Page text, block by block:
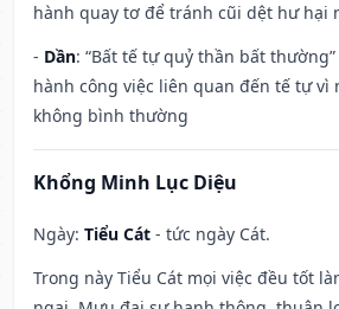
hành quay tơ để tránh cũi dệt hư hại
- Dần: “Bất tế tự quỷ thần bất
hành công việc liên quan đến tế tự vì
không bình thường
Khổng Minh Lục Diệu
Ngày: Tiểu Cát - tức ngày Cát.
Trong này Tiểu Cát mọi việc đều tốt